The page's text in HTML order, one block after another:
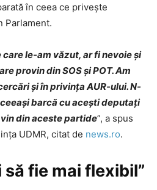
în ceea ce privește
Parlament.
le-am văzut, ar fi nevoie şi
provin din SOS şi POT. Am
şi în privinţa AUR-ului. N-
barcă cu aceşti deputaţi
din aceste partide”, a spus
UDMR, citat de news.ro.
să fie mai flexibil”